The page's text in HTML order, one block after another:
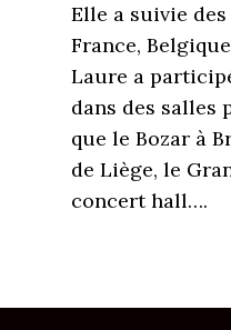
Elle a suivie
France,
Laure a
dans des salles
que le Bozar à
de Liège, le
concert hall….